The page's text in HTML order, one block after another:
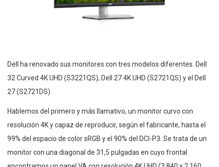
Dell ha renovado sus monitores con tres modelos diferentes. Dell
32 Curved 4K UHD (S3221QS), Dell 27 4K UHD (S2721QS) y el Dell
27 (S2721DS).
Hablemos del primero y más llamativo, un monitor curvo con
resolución 4K y capaz de reproducir, según el fabricante, hasta el
99% del espacio de color sRGB y el 90% del DCI-P3. Se trata de un
monitor con una diagonal de 31,5 pulgadas en cuyo frontal